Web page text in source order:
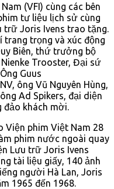
(VFI) cùng các bên
tư liệu lịch sử cùng
trữ Joris Ivens trao tặng.
trang trọng và xúc động
Biên, thứ trưởng bộ
Trooster, Đại sứ
Guus
ông Vũ Nguyên Hùng,
Ad Spikers, đại diện
đảo khách mời.
Viện phim Việt Nam 28
phim nước ngoài quay
Lưu trữ Joris Ivens
tài liệu giấy, 140 ảnh
người Hà Lan, Joris
1965 đến 1968.